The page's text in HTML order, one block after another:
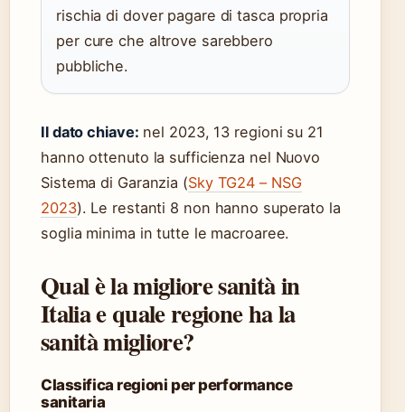
rischia di dover pagare di tasca propria
per cure che altrove sarebbero
pubbliche.
Il dato chiave: nel 2023, 13 regioni su 21
hanno ottenuto la sufficienza nel Nuovo
Sistema di Garanzia (Sky TG24 – NSG
2023). Le restanti 8 non hanno superato la
soglia minima in tutte le macroaree.
Qual è la migliore sanità in
Italia e quale regione ha la
sanità migliore?
Classifica regioni per performance
sanitaria